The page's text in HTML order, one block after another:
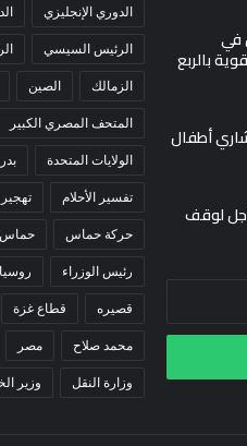
في
بالربع
أطفال
لوقف
الدوري الإنجليزي
الرئيس السيسي
الزمالك الصين
المتحف المصري الكبير
الولايات المتحدة
تفسير الأحلام
حركة حماس حماس
رئيس الوزراء روسيا
قصيره قطاع غزة
محمد صلاح مصر
وزارة النقل وزير